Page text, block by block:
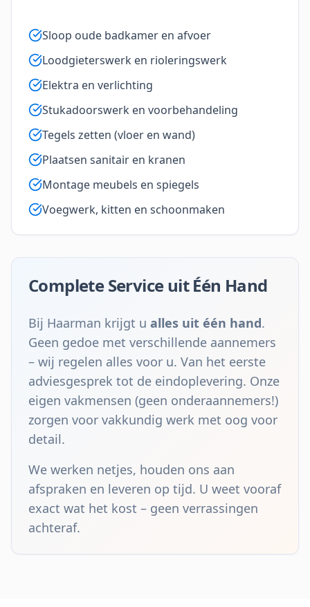
Sloop oude badkamer en afvoer
Loodgieterswerk en rioleringswerk
Elektra en verlichting
Stukadoorswerk en voorbehandeling
Tegels zetten (vloer en wand)
Plaatsen sanitair en kranen
Montage meubels en spiegels
Voegwerk, kitten en schoonmaken
Complete Service uit Één Hand
Bij Haarman krijgt u alles uit één hand.
Geen gedoe met verschillende aannemers
– wij regelen alles voor u. Van het eerste
adviesgesprek tot de eindoplevering. Onze
eigen vakmensen (geen onderaannemers!)
zorgen voor vakkundig werk met oog voor
detail.
We werken netjes, houden ons aan
afspraken en leveren op tijd. U weet vooraf
exact wat het kost – geen verrassingen
achteraf.